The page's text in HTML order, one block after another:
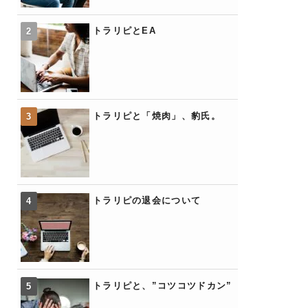
トラリピとEA
トラリピと「焼肉」、豹氏。
トラリピの退会について
トラリピと、”コツコツドカン”